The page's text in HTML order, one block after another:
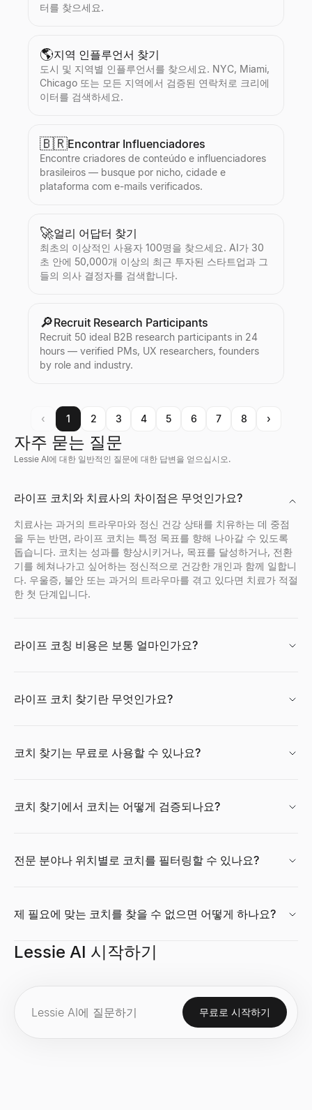
터를 찾으세요.
🌎지역 인플루언서 찾기
도시 및 지역별 인플루언서를 찾으세요. NYC, Miami,
Chicago 또는 모든 지역에서 검증된 연락처로 크리에
이터를 검색하세요.
🇧🇷Encontrar Influenciadores
Encontre criadores de conteúdo e influenciadores
brasileiros — busque por nicho, cidade e
plataforma com e-mails verificados.
🚀얼리 어답터 찾기
최초의 이상적인 사용자 100명을 찾으세요. AI가 30
초 안에 50,000개 이상의 최근 투자된 스타트업과 그
들의 의사 결정자를 검색합니다.
🔎Recruit Research Participants
Recruit 50 ideal B2B research participants in 24
hours — verified PMs, UX researchers, founders
by role and industry.
‹ 1 2 3 4 5 6 7 8 ›
자주 묻는 질문
Lessie AI에 대한 일반적인 질문에 대한 답변을 얻으십시오.
라이프 코치와 치료사의 차이점은 무엇인가요?
치료사는 과거의 트라우마와 정신 건강 상태를 치유하는 데 중점
을 두는 반면, 라이프 코치는 특정 목표를 향해 나아갈 수 있도록
돕습니다. 코치는 성과를 향상시키거나, 목표를 달성하거나, 전환
기를 헤쳐나가고 싶어하는 정신적으로 건강한 개인과 함께 일합니
다. 우울증, 불안 또는 과거의 트라우마를 겪고 있다면 치료가 적절
한 첫 단계입니다.
라이프 코칭 비용은 보통 얼마인가요?
라이프 코치 찾기란 무엇인가요?
코치 찾기는 무료로 사용할 수 있나요?
코치 찾기에서 코치는 어떻게 검증되나요?
전문 분야나 위치별로 코치를 필터링할 수 있나요?
제 필요에 맞는 코치를 찾을 수 없으면 어떻게 하나요?
Lessie AI 시작하기
무료로 시작하기